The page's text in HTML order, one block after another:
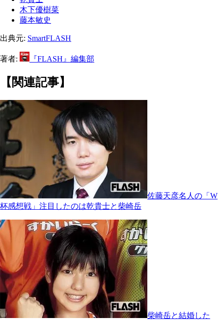
木下優樹菜
藤本敏史
出典元: SmartFLASH
著者: 『FLASH』編集部
【関連記事】
佐藤天彦名人の「W
杯感想戦」注目したのは乾貴士と柴崎岳
柴崎岳と結婚した